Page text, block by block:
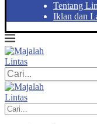
Tentang
Iklan dan